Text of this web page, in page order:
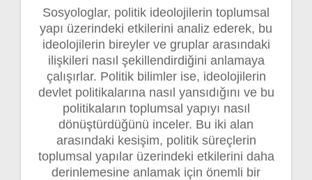
Sosyologlar, politik ideolojilerin toplumsal
yapı üzerindeki etkilerini analiz ederek, bu
ideolojilerin bireyler ve gruplar arasındaki
ilişkileri nasıl şekillendirdiğini anlamaya
çalışırlar. Politik bilimler ise, ideolojilerin
devlet politikalarına nasıl yansıdığını ve bu
politikaların toplumsal yapıyı nasıl
dönüştürdüğünü inceler. Bu iki alan
arasındaki kesişim, politik süreçlerin
toplumsal yapılar üzerindeki etkilerini daha
derinlemesine anlamak için önemli bir